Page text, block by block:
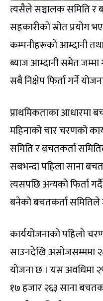
त्यसैले सञ्चालक समिति
सहकारीको स्रोत प्रयोग
कम्पनीहरूको आम्दानी
ब्याज आम्दानी समेत
सबै निक्षेप फिर्ता गर्ने
प्राथमिकताका आधारमा
महिनाको चार चरणको
समिति र बचतकर्ता
सबभन्दा पहिला साना
त्यसपछि अन्यको फिर्ता
बनेको बचतकर्ता
कार्ययोजनाको पहिलो
साउनदेखि असोजसम्ममा
योजना छ । यस अवधिमा
१७ हजार २६३ साना